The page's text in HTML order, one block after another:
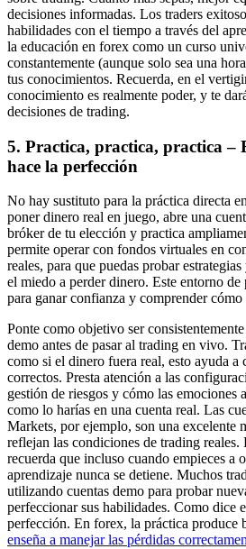
decisiones informadas. Los traders
habilidades con el tiempo a través del
la educación en forex como un curso
constantemente (aunque solo sea una
tus conocimientos. Recuerda, en el
conocimiento es realmente poder, y te
decisiones de trading.
5. Practica, practica, practica –
hace la perfección
No hay sustituto para la práctica directa
poner dinero real en juego, abre una
bróker de tu elección y practica
permite operar con fondos virtuales en
reales, para que puedas probar
el miedo a perder dinero. Este entorno de
para ganar confianza y comprender
Ponte como objetivo ser
demo antes de pasar al trading en vivo.
como si el dinero fuera real, esto ayuda a
correctos. Presta atención a las
gestión de riesgos y cómo las emociones
como lo harías en una cuenta real. Las
Markets, por ejemplo, son una excelente
reflejan las condiciones de trading reales.
recuerda que incluso cuando empieces a
aprendizaje nunca se detiene. Muchos
utilizando cuentas demo para probar
perfeccionar sus habilidades. Como dice
perfección. En forex, la práctica produce
enseña a manejar las pérdidas